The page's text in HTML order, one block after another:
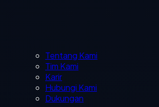
Tentang Kami
Tim Kami
Karir
Hubungi Kami
Dukungan